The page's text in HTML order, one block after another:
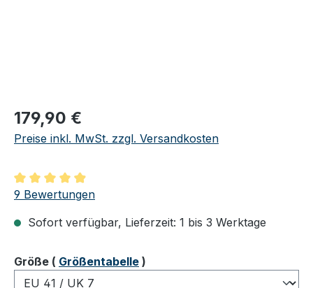
Regulärer Preis:
179,90 €
Preise inkl. MwSt. zzgl. Versandkosten
Durchschnittliche Bewertung von 4.89 von 5 Sternen
9 Bewertungen
Sofort verfügbar, Lieferzeit: 1 bis 3 Werktage
Größeauswählen
( Größentabelle )